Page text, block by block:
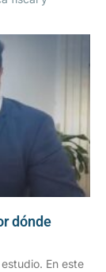
dónde
En este